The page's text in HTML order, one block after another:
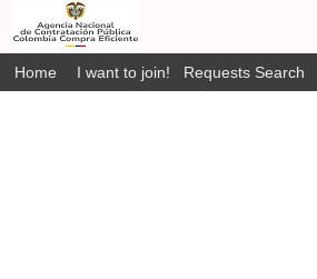
Home I want to join! Requests Search